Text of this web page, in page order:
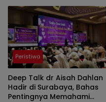
Fotografi
Peristiwa
Deep Talk dr Aisah Dahlan
Hadir di Surabaya, Bahas
Pentingnya Memahami